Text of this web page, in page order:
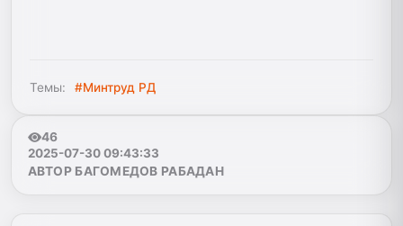
Темы: #Минтруд РД
46
2025-07-30 09:43:33
АВТОР БАГОМЕДОВ РАБАДАН